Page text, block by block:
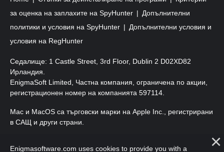
за оценка на заплахите на SpyHunter
Допълнителни
политики и условия на SpyHunter
Допълнителни условия и
условия на RegHunter
Седалище: 1 Castle Street, 3rd Floor, Dublin 2 D02XD82
Ирландия.
EnigmaSoft Limited, Частна компания, ограничена по акции,
регистрационен номер на компанията 597114.
Mac и MacOS са търговски марки на Apple Inc., регистрирани
в САЩ и други страни.
Enigmasoftware.com uses cookies to provide you with a